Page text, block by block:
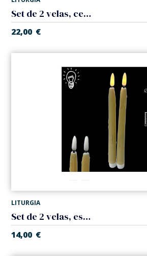
Set de 2 velas, cera derretida. Pilas
22,00 €
LITURGIA
Set de 2 velas, espiral. Pilas
14,00 €